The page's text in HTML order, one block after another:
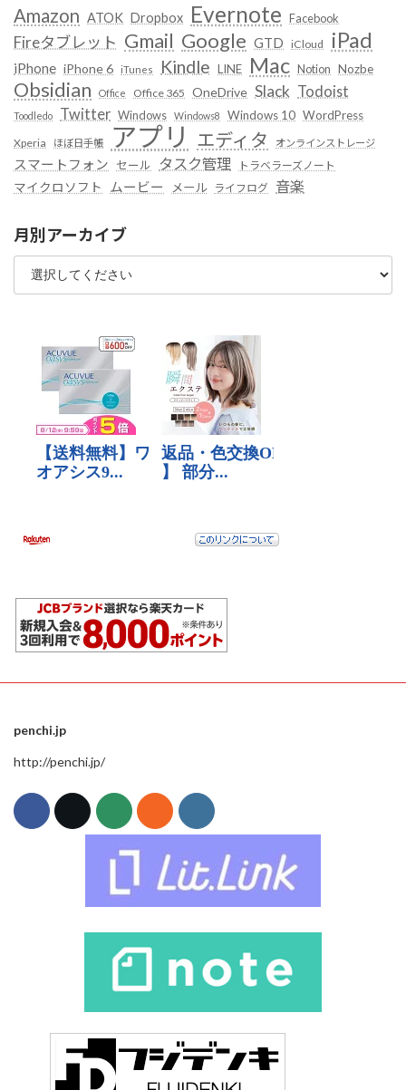
Amazon ATOK Dropbox Evernote Facebook
Fireタブレット Gmail Google GTD iCloud iPad
iPhone iPhone 6 iTunes Kindle LINE Mac Notion Nozbe
Obsidian Office Office 365 OneDrive Slack Todoist
Toodledo Twitter Windows Windows8 Windows 10 WordPress
Xperia ほぼ日手帳 アプリ エディタ オンラインストレージ
スマートフォン セール タスク管理 トラベラーズノート
マイクロソフト ムービー メール ライフログ 音楽
月別アーカイブ
penchi.jp
http://penchi.jp/